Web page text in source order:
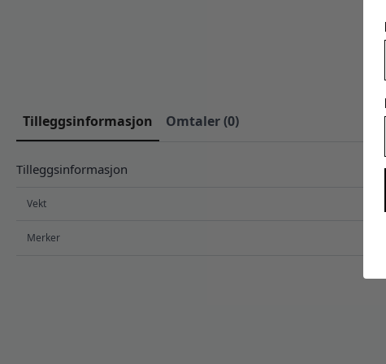
Tilleggsinformasjon Omtaler (0)
Tilleggsinformasjon
Vekt
Merker